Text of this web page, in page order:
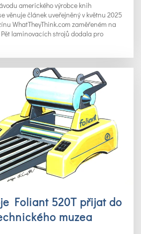
amerického výrobce knih
věnuje článek uveřejněný v květnu 2025
WhatTheyThink.com zaměřeném na
laminovacích strojů dodala pro
Foliant 520T přijat do
muzea